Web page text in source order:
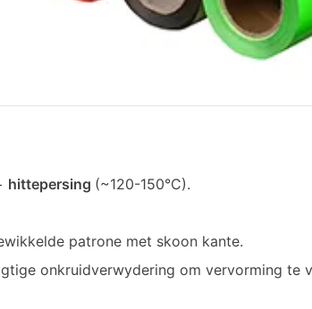
hittepersing (~120-150°C).
patrone met skoon kante.
onkruidverwydering om vervorming te